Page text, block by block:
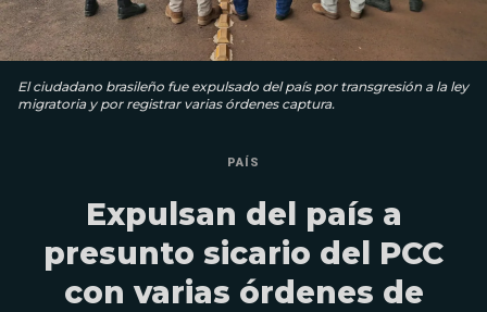
El ciudadano brasileño fue expulsado del país por transgresión a la ley
migratoria y por registrar varias órdenes captura.
PAÍS
Expulsan del país a
presunto sicario del PCC
con varias órdenes de